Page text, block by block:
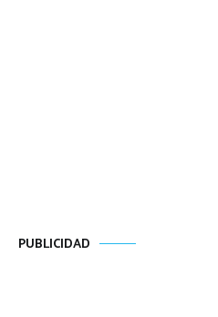
PUBLICIDAD